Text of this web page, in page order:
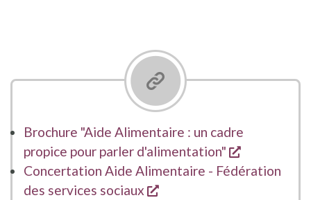
Brochure "Aide Alimentaire : un cadre
propice pour parler d'alimentation"
opent een
Concertation Aide Alimentaire - Fédération
des services sociaux
opent een nieuw venster